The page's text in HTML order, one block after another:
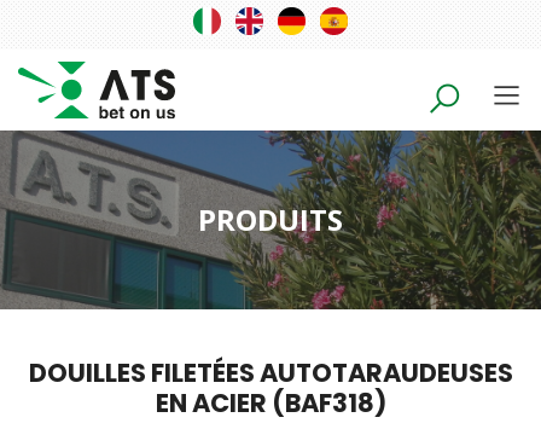
PRODUITS
DOUILLES FILETÉES AUTOTARAUDEUSES
EN ACIER (BAF318)